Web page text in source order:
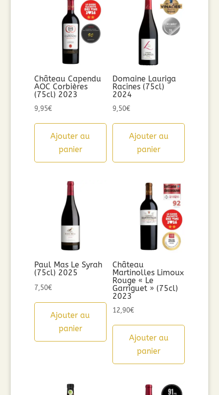
Château Capendu
AOC Corbières
(75cl) 2023
9,95€
Ajouter au
panier
Domaine Lauriga
Racines (75cl)
2024
9,50€
Ajouter au
panier
Paul Mas Le Syrah
(75cl) 2025
7,50€
Ajouter au
panier
Château
Martinolles Limoux
Rouge « Le
Garriguet » (75cl)
2023
12,90€
Ajouter au
panier